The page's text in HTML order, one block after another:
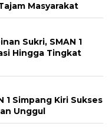
Masyarakat
Sukri, SMAN 1
Hingga Tingkat
1 Simpang Kiri Sukses
Unggul